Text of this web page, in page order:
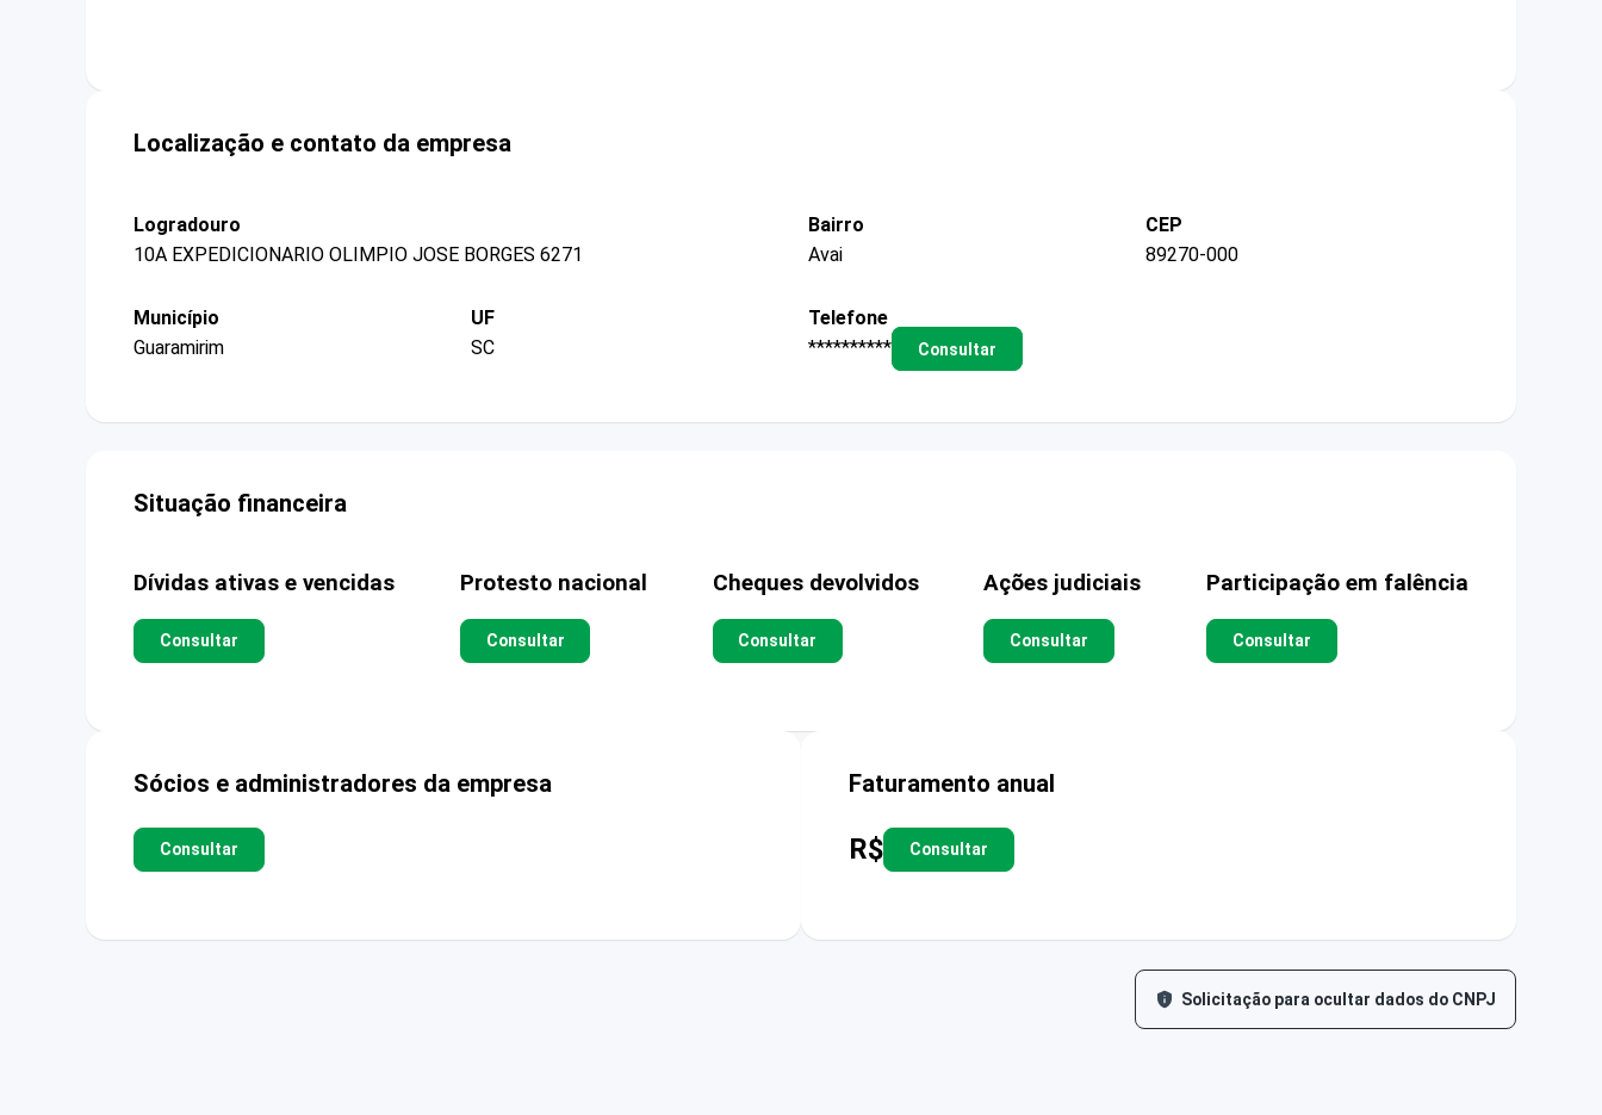
Localização e contato da empresa
Logradouro
10A EXPEDICIONARIO OLIMPIO JOSE BORGES 6271
Bairro
Avai
CEP
89270-000
Município
Guaramirim
UF
SC
Telefone
**********
Consultar
Situação financeira
Dívidas ativas e vencidas
Consultar
Protesto nacional
Consultar
Cheques devolvidos
Consultar
Ações judiciais
Consultar
Participação em falência
Consultar
Sócios e administradores da empresa
Consultar
Faturamento anual
R$ Consultar
Solicitação para ocultar dados do CNPJ